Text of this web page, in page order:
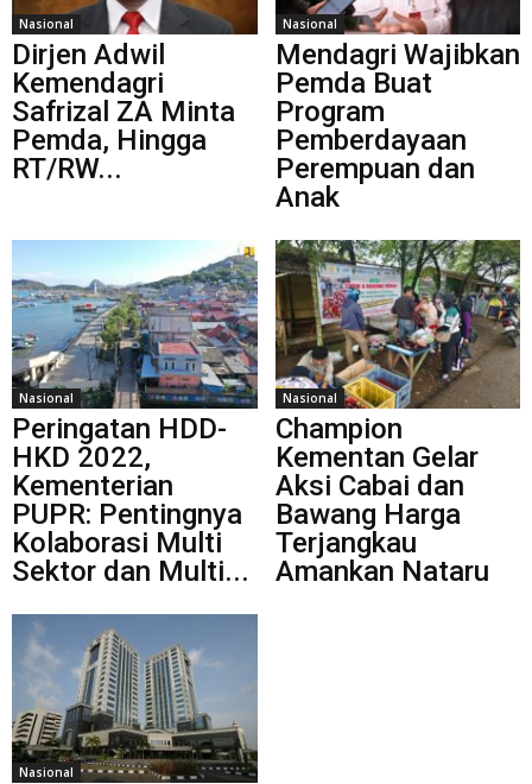
Nasional
Dirjen Adwil
Kemendagri
Safrizal ZA Minta
Pemda, Hingga
RT/RW...
Nasional
Mendagri Wajibkan
Pemda Buat
Program
Pemberdayaan
Perempuan dan
Anak
Nasional
Peringatan HDD-
HKD 2022,
Kementerian
PUPR: Pentingnya
Kolaborasi Multi
Sektor dan Multi...
Nasional
Champion
Kementan Gelar
Aksi Cabai dan
Bawang Harga
Terjangkau
Amankan Nataru
Nasional